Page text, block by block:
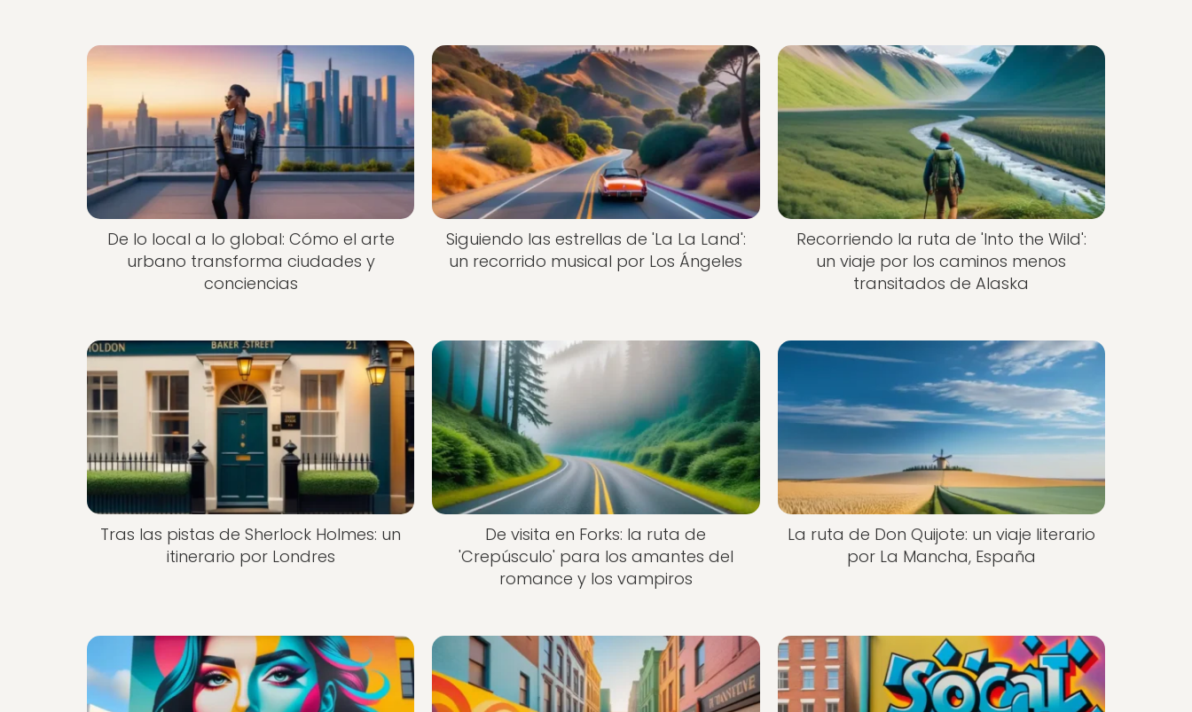
De lo local a lo global: Cómo el arte
urbano transforma ciudades y
conciencias
Siguiendo las estrellas de 'La La Land':
un recorrido musical por Los Ángeles
Recorriendo la ruta de 'Into the Wild':
un viaje por los caminos menos
transitados de Alaska
Tras las pistas de Sherlock Holmes: un
itinerario por Londres
De visita en Forks: la ruta de
'Crepúsculo' para los amantes del
romance y los vampiros
La ruta de Don Quijote: un viaje literario
por La Mancha, España